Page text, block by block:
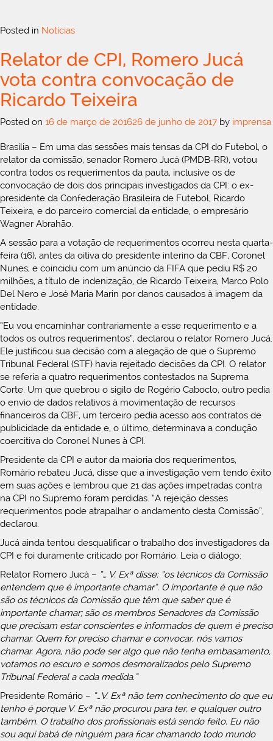
Posted in Notícias
Relator de CPI, Romero Jucá
vota contra convocação de
Ricardo Teixeira
Posted on 16 de março de 201626 de junho de 2017 by imprensa
Brasília – Em uma das sessões mais tensas da CPI do Futebol, o
relator da comissão, senador Romero Jucá (PMDB-RR), votou
contra todos os requerimentos da pauta, inclusive os de
convocação de dois dos principais investigados da CPI: o ex-
presidente da Confederação Brasileira de Futebol, Ricardo
Teixeira, e do parceiro comercial da entidade, o empresário
Wagner Abrahão.
A sessão para a votação de requerimentos ocorreu nesta quarta-
feira (16), antes da oitiva do presidente interino da CBF, Coronel
Nunes, e coincidiu com um anúncio da FIFA que pediu R$ 20
milhões, a título de indenização, de Ricardo Teixeira, Marco Polo
Del Nero e José Maria Marin por danos causados à imagem da
entidade.
“Eu vou encaminhar contrariamente a esse requerimento e a
todos os outros requerimentos”, declarou o relator Romero Jucá.
Ele justificou sua decisão com a alegação de que o Supremo
Tribunal Federal (STF) havia rejeitado decisões da CPI. O relator
se referia a quatro requerimentos contestados na Suprema
Corte. Um que quebrou o sigilo de Rogério Caboclo, outro pedia
o envio de dados relativos à movimentação de recursos
financeiros da CBF, um terceiro pedia acesso aos contratos de
publicidade da entidade e, o último, determinava a condução
coercitiva do Coronel Nunes à CPI.
Presidente da CPI e autor da maioria dos requerimentos,
Romário rebateu Jucá, disse que a investigação vem tendo êxito
em suas ações e lembrou que 21 das ações impetradas contra
na CPI no Supremo foram perdidas. “A rejeição desses
requerimentos pode atrapalhar o andamento desta Comissão”,
declarou.
Jucá ainda tentou desqualificar o trabalho dos investigadores da
CPI e foi duramente criticado por Romário. Leia o diálogo:
Relator Romero Jucá – “… V. Exª disse: “os técnicos da Comissão
entendem que é importante chamar”. O importante é que não
são os técnicos da Comissão que têm que saber que é
importante chamar; são os membros Senadores da Comissão
que precisam estar conscientes e informados de quem é preciso
chamar. Quem for preciso chamar e convocar, nós vamos
chamar. Agora, não pode ser algo que não tenha embasamento,
votamos no escuro e somos desmoralizados pelo Supremo
Tribunal Federal a cada medida.”
Presidente Romário – “…V. Exª não tem conhecimento do que eu
tenho é porque V. Exª não procurou para ter, e qualquer outro
também. O trabalho dos profissionais está sendo feito. Eu não
sou aqui babá de ninguém para ficar chamando todo mundo